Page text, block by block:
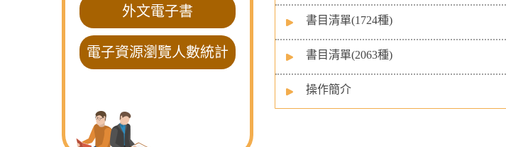
外文電子書
電子資源瀏覽人數統計
書目清單(1724種)
書目清單(2063種)
操作簡介